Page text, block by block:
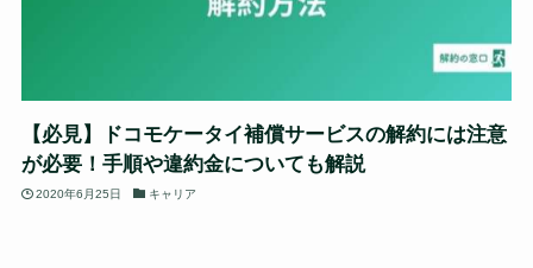
【必見】ドコモケータイ補償サービスの解約には注意
が必要！手順や違約金についても解説
2020年6月25日 キャリア